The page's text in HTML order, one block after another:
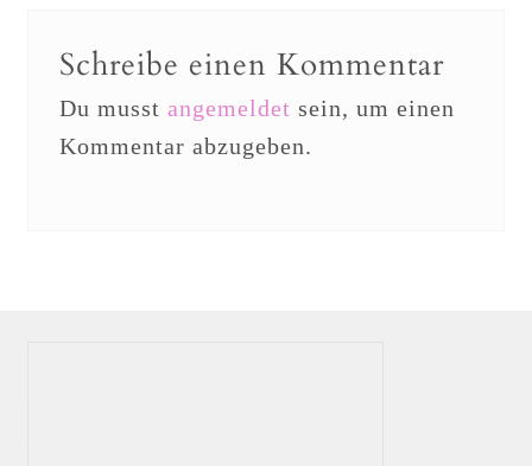
Schreibe einen Kommentar
Du musst angemeldet sein, um einen
Kommentar abzugeben.